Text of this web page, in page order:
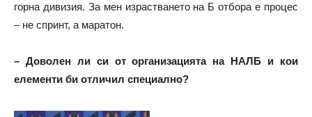
горна дивизия. За мен израстването на Б отбора е процес
– не спринт, а маратон.
– Доволен ли си от организацията на НАЛБ и кои
елементи би отличил специално?